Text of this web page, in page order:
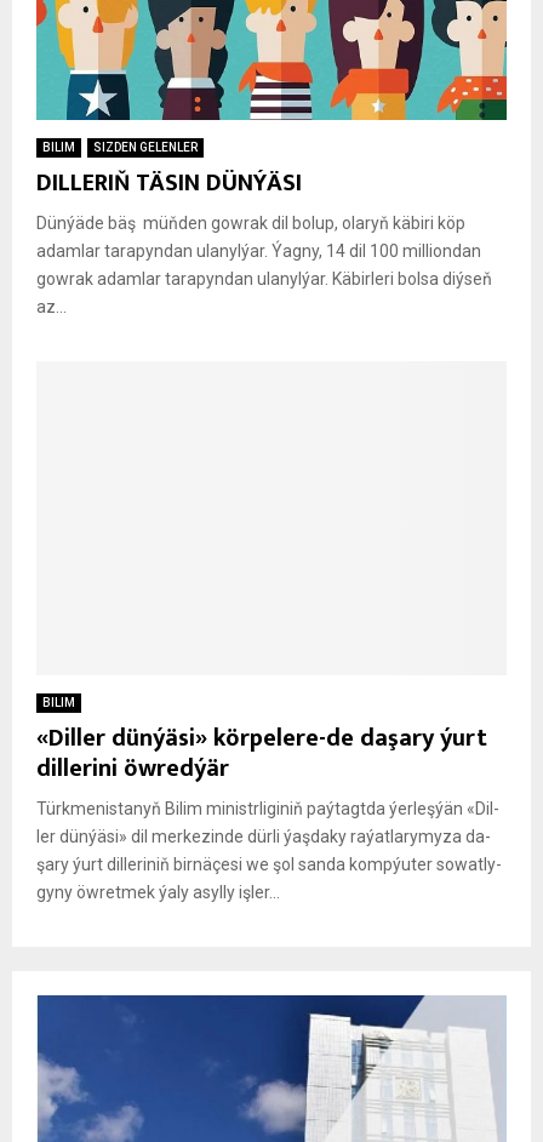
BILIM SIZDEN GELENLER
DILLERIŇ TÄSIN DÜNÝÄSI
Dünýäde bäş müňden gowrak dil bolup, olaryň käbiri köp
adamlar tarapyndan ulanylýar. Ýagny, 14 dil 100 milliondan
gowrak adamlar tarapyndan ulanylýar. Käbirleri bolsa diýseň
az...
BILIM
«Diller dünýäsi» körpelere-de daşary ýurt
dillerini öwredýär
Türk­me­nista­nyň Bi­lim mi­nistr­li­gi­niň paýtagtda ýerleşýän «Dil­
ler dün­ýä­si» dil mer­ke­zinde dür­li ýaş­da­ky ra­ýat­la­ry­my­za da­
şa­ry ýurt dil­le­riniň bir­nä­çe­si we şol san­da kompýu­ter sow­at­ly­
gy­ny öw­ret­mek ýa­ly asylly iş­ler...